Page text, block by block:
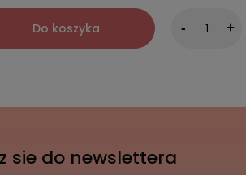
Do koszyka - +
sie do newslettera